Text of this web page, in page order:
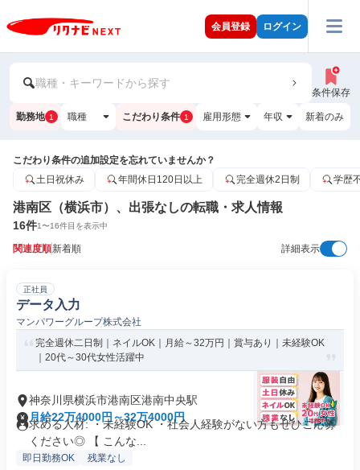
会員登録 ログイン
職種・キーワードから探す
条件保存
勤務地 1 職種 こだわり条件 1 雇用形態 年収 新着のみ
こだわり条件の追加設定を忘れていませんか？
土日祝休み
年間休日120日以上 完全週休2日制 学歴
港南区（横浜市）、出張なしの転職・求人情報
16件1〜16件目を表示中
関連度順新着順 詳細表示
正社員
データ入力
マンパワーグループ株式会社
完全週休二日制｜ネイルOK｜月給～32万円｜賞与あり｜未経験OK
｜20代～30代女性活躍中
神奈川県横浜市港南区港南中央駅
月給22万4000円～32万4000円
求める人材: ・未経験OK ・社会人経験がない方もぜひご応募
ください◎ 【 こんな...
即日勤務OK 残業なし